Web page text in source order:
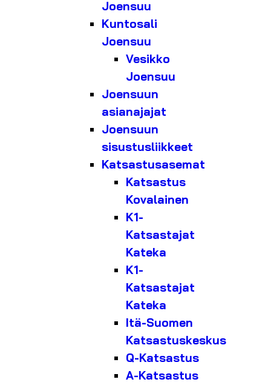
Joensuu
Kuntosali
Joensuu
Vesikko
Joensuu
Joensuun
asianajajat
Joensuun
sisustusliikkeet
Katsastusasemat
Katsastus
Kovalainen
K1-
Katsastajat
Kateka
K1-
Katsastajat
Kateka
Itä-Suomen
Katsastuskeskus
Q-Katsastus
A-Katsastus